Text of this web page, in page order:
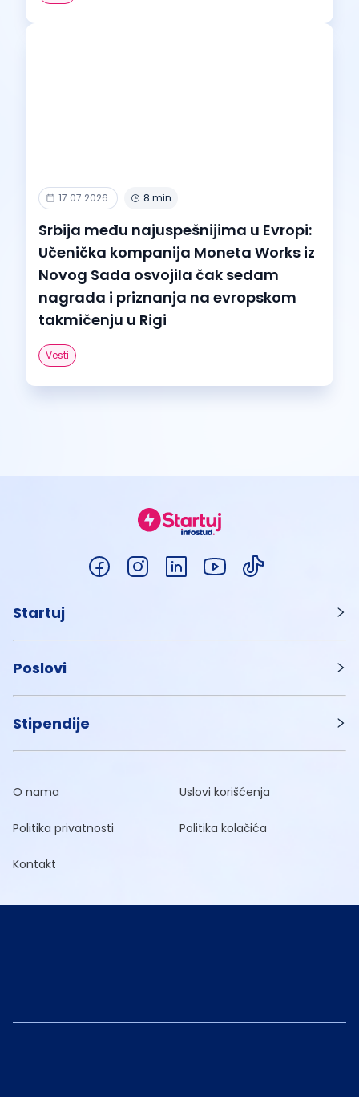
17.07.2026. 8 min
Srbija među najuspešnijima u Evropi:
Učenička kompanija Moneta Works iz
Novog Sada osvojila čak sedam
nagrada i priznanja na evropskom
takmičenju u Rigi
Vesti
Startuj
Poslovi
Stipendije
O nama Uslovi korišćenja
Politika privatnosti Politika kolačića
Kontakt